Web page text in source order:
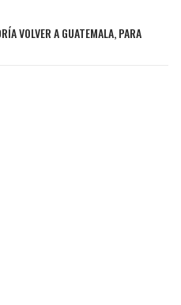
VOLVER A GUATEMALA, PARA